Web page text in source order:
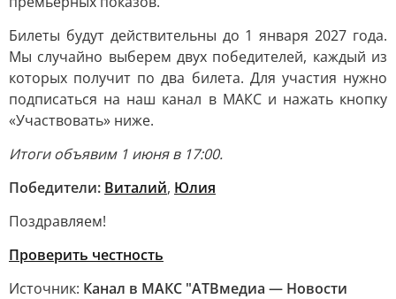
Билеты будут действительны до 1 января 2027 года.
Мы случайно выберем двух победителей, каждый из
которых получит по два билета. Для участия нужно
подписаться на наш канал в МАКС и нажать кнопку
«Участвовать» ниже.
Итоги объявим 1 июня в 17:00.
Победители: Виталий, Юлия
Поздравляем!
Проверить честность
Источник: Канал в МАКС "АТВмедиа — Новости